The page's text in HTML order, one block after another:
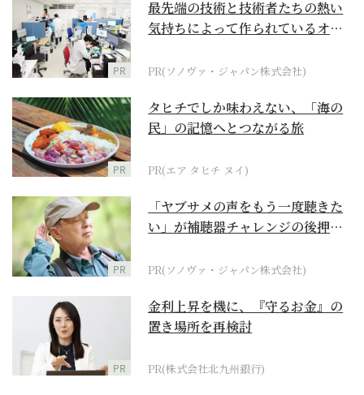
PR
最先端の技術と技術者たちの熱い
気持ちによって作られているオー
PR(ソノヴァ・ジャパン株式会社)
PR
タヒチでしか味わえない、「海の
民」の記憶へとつながる旅
PR(エア タヒチ ヌイ)
PR
「ヤブサメの声をもう一度聴きた
い」が補聴器チャレンジの後押し
PR(ソノヴァ・ジャパン株式会社)
PR
金利上昇を機に、『守るお金』の
置き場所を再検討
PR(株式会社北九州銀行)